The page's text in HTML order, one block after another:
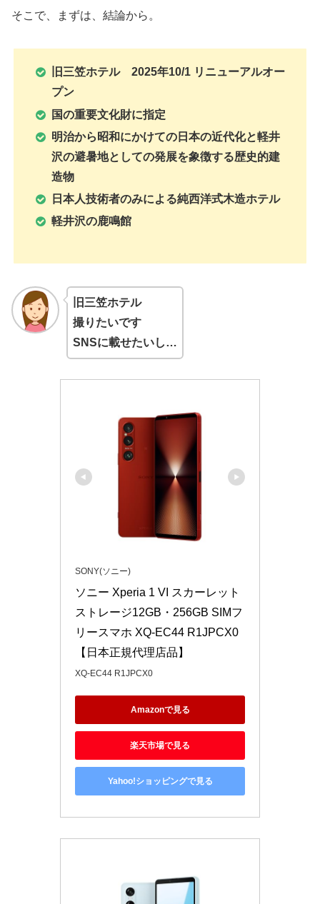
そこで、まずは、結論から。
旧三笠ホテル 2025年10/1 リニューアルオー
プン
国の重要文化財に指定
明治から昭和にかけての日本の近代化と軽井
沢の避暑地としての発展を象徴する歴史的建
造物
日本人技術者のみによる純西洋式木造ホテル
軽井沢の鹿鳴館
旧三笠ホテル
撮りたいです
SNSに載せたいし…
SONY(ソニー)
ソニー Xperia 1 VI スカーレット
ストレージ12GB・256GB SIMフ
リースマホ XQ-EC44 R1JPCX0
【日本正規代理店品】
XQ-EC44 R1JPCX0
Amazonで見る
楽天市場で見る
Yahoo!ショッピングで見る